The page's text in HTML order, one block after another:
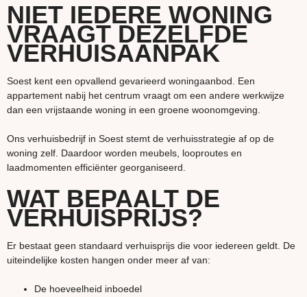
NIET IEDERE WONING
VRAAGT DEZELFDE
VERHUISAANPAK
Soest kent een opvallend gevarieerd woningaanbod. Een
appartement nabij het centrum vraagt om een andere werkwijze
dan een vrijstaande woning in een groene woonomgeving.
Ons verhuisbedrijf in Soest stemt de verhuisstrategie af op de
woning zelf. Daardoor worden meubels, looproutes en
laadmomenten efficiënter georganiseerd.
WAT BEPAALT DE
VERHUISPRIJS?
Er bestaat geen standaard verhuisprijs die voor iedereen geldt. De
uiteindelijke kosten hangen onder meer af van:
De hoeveelheid inboedel